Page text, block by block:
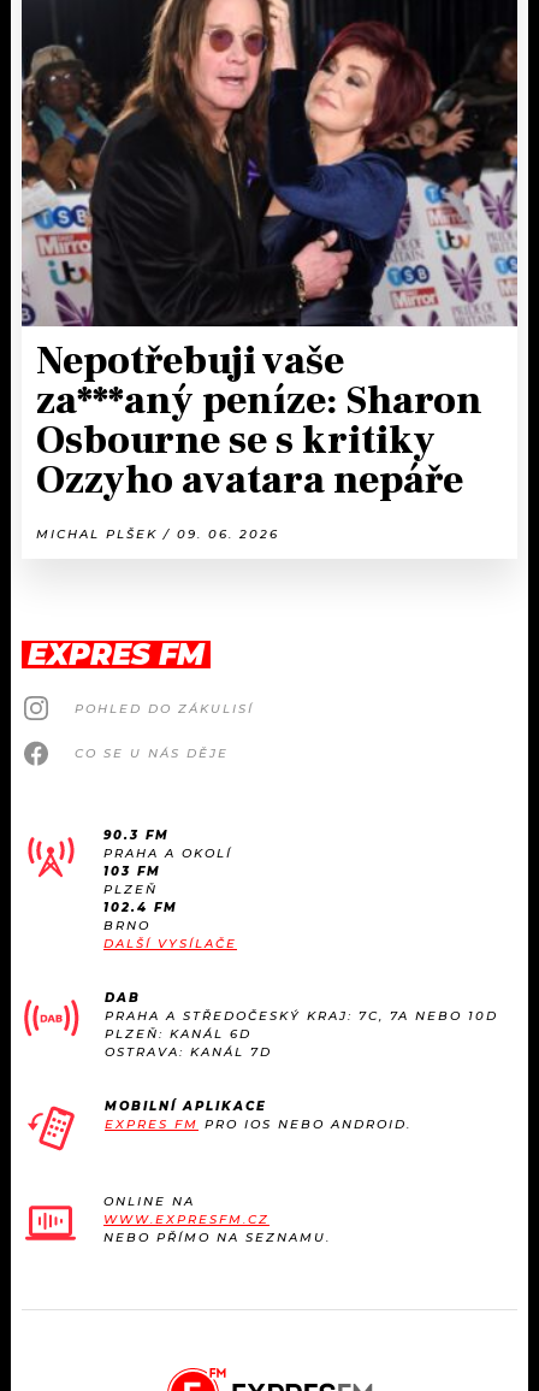
Nepotřebuji vaše
za***aný peníze: Sharon
Osbourne se s kritiky
Ozzyho avatara nepáře
MICHAL PLŠEK / 09. 06. 2026
EXPRES FM
POHLED DO ZÁKULISÍ
CO SE U NÁS DĚJE
90.3 FM
PRAHA A OKOLÍ
103 FM
PLZEŇ
102.4 FM
BRNO
DALŠÍ VYSÍLAČE
DAB
PRAHA A STŘEDOČESKÝ KRAJ: 7C, 7A NEBO 10D
PLZEŇ: KANÁL 6D
OSTRAVA: KANÁL 7D
MOBILNÍ APLIKACE
EXPRES FM PRO IOS NEBO ANDROID.
ONLINE NA
WWW.EXPRESFM.CZ
NEBO PŘÍMO NA SEZNAMU.